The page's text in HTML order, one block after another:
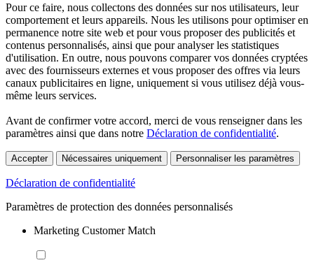
Pour ce faire, nous collectons des données sur nos utilisateurs, leur
comportement et leurs appareils. Nous les utilisons pour optimiser en
permanence notre site web et pour vous proposer des publicités et
contenus personnalisés, ainsi que pour analyser les statistiques
d'utilisation. En outre, nous pouvons comparer vos données cryptées
avec des fournisseurs externes et vous proposer des offres via leurs
canaux publicitaires en ligne, uniquement si vous utilisez déjà vous-
même leurs services.
Avant de confirmer votre accord, merci de vous renseigner dans les
paramètres ainsi que dans notre Déclaration de confidentialité.
Accepter Nécessaires uniquement Personnaliser les paramètres
Déclaration de confidentialité
Paramètres de protection des données personnalisés
Marketing Customer Match